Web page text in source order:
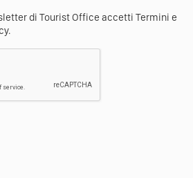
di Tourist Office accetti Termini e